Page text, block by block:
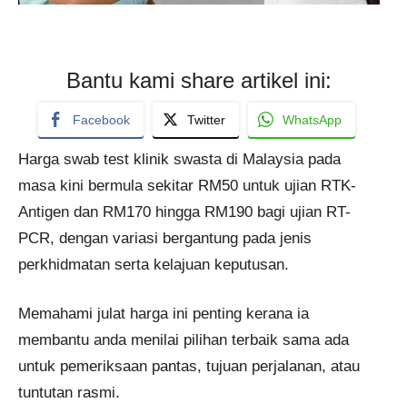
Bantu kami share artikel ini:
Facebook Twitter WhatsApp
Harga swab test klinik swasta di Malaysia pada
masa kini bermula sekitar RM50 untuk ujian RTK-
Antigen dan RM170 hingga RM190 bagi ujian RT-
PCR, dengan variasi bergantung pada jenis
perkhidmatan serta kelajuan keputusan.
Memahami julat harga ini penting kerana ia
membantu anda menilai pilihan terbaik sama ada
untuk pemeriksaan pantas, tujuan perjalanan, atau
tuntutan rasmi.